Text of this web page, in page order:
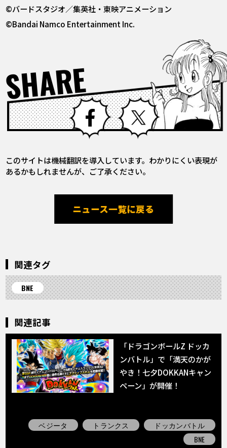
©バードスタジオ／集英社・東映アニメーション
©Bandai Namco Entertainment Inc.
SHARE Facebook X
このサイトは機械翻訳を導入しています。わかりにくい表現が
あるかもしれませんが、ご了承ください。
ニュース一覧に戻る
関連タグ
BNE
関連記事
「ドラゴンボールZ ドッカ
ンバトル」で「満天のかが
やき！七夕DOKKANキャン
ペーン」が開催！
ベジータ トランクス
ドッカンバトル
BNE